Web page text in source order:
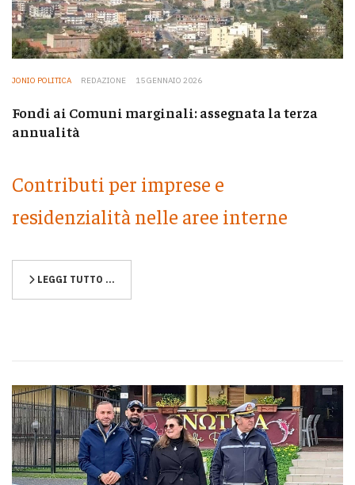
JONIO POLITICA REDAZIONE 15 GENNAIO 2026
Fondi ai Comuni marginali: assegnata la terza
annualità
Contributi per imprese e
residenzialità nelle aree interne
LEGGI TUTTO …